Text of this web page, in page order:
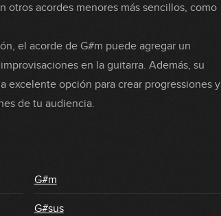
otros acordes menores más sencillos, como
el acorde de G#m puede agregar un
en la guitarra. Además, su
excelente opción para crear progressiones y
de tu audiencia.
G#m
G#sus